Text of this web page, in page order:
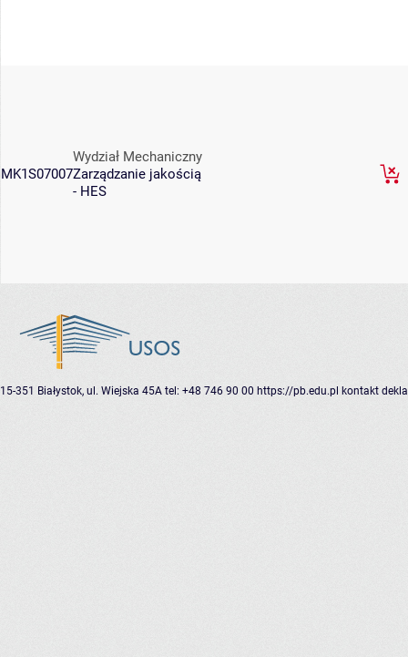
MK1S07007
Wydział Mechaniczny
Zarządzanie jakością
- HES
15-351 Białystok, ul. Wiejska 45A tel: +48 746 90 00 https://pb.edu.pl kontakt